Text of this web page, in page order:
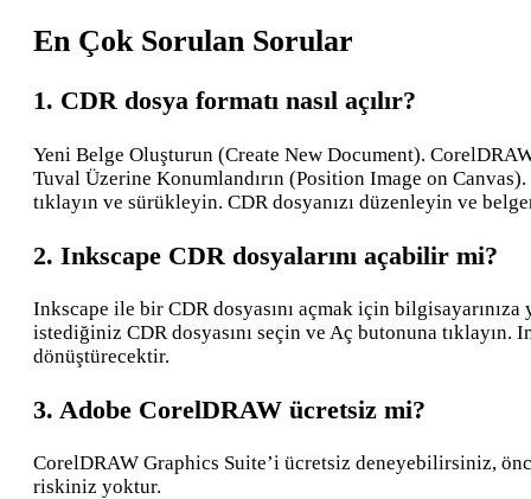
En Çok Sorulan Sorular
1. CDR dosya formatı nasıl açılır?
Yeni Belge Oluşturun (Create New Document).
Tuval Üzerine Konumlandırın (Position Image on
tıklayın ve sürükleyin. CDR dosyanızı düzenleyin ve
2. Inkscape CDR dosyalarını açabilir mi?
Inkscape ile bir CDR dosyasını açmak için
istediğiniz CDR dosyasını seçin ve Aç butonuna
dönüştürecektir.
3. Adobe CorelDRAW ücretsiz mi?
CorelDRAW Graphics Suite’i ücretsiz deneyebilirsiniz,
riskiniz yoktur.